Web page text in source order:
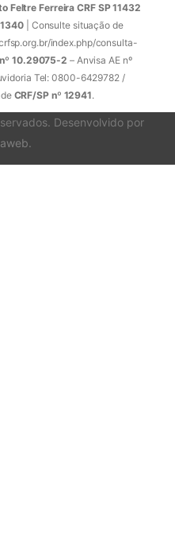
Feltre Ferreira CRF SP 11432
| Consulte situação de
index.php/consulta-
10.29075-2 – Anvisa AE nº
Tel: 0800-6429782 /
CRF/SP nº 12941.
Desenvolvido por
.